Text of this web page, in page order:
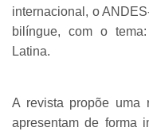
internacional, o
bilíngue, com o
Latina.
A revista propõe uma
apresentam de forma